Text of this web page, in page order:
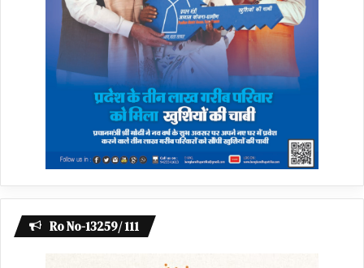
Ro No-13259/ 111